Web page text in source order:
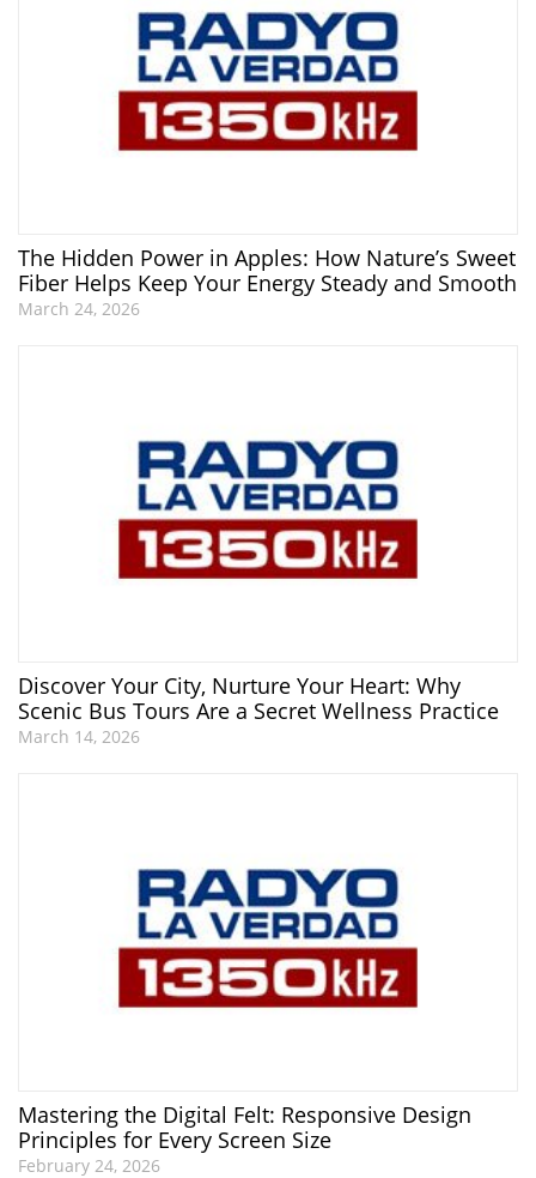
The Hidden Power in Apples: How Nature’s Sweet
Fiber Helps Keep Your Energy Steady and Smooth
March 24, 2026
Discover Your City, Nurture Your Heart: Why
Scenic Bus Tours Are a Secret Wellness Practice
March 14, 2026
Mastering the Digital Felt: Responsive Design
Principles for Every Screen Size
February 24, 2026